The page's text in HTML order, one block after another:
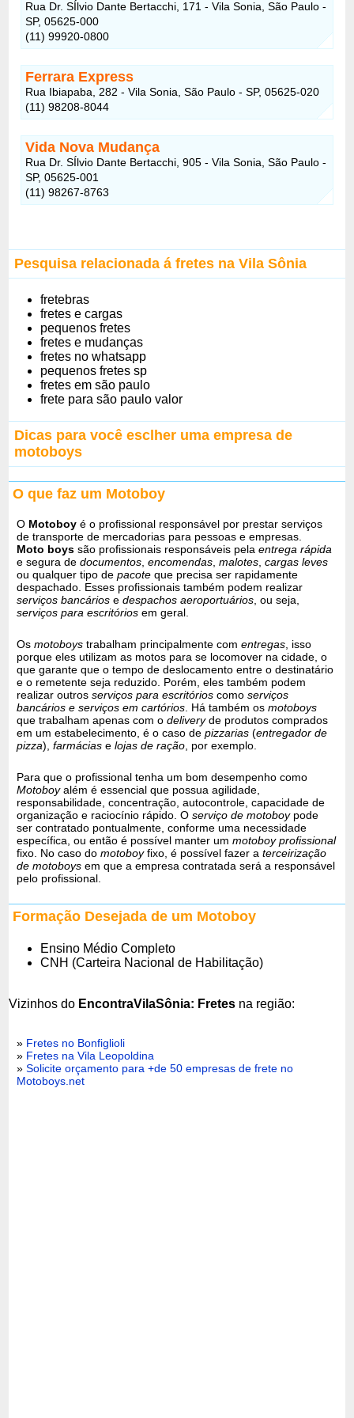
Rua Dr. SÍlvio Dante Bertacchi, 171 - Vila Sonia, São Paulo -
SP, 05625-000
(11) 99920-0800
Ferrara Express
Rua Ibiapaba, 282 - Vila Sonia, São Paulo - SP, 05625-020
(11) 98208-8044
Vida Nova Mudança
Rua Dr. SÍlvio Dante Bertacchi, 905 - Vila Sonia, São Paulo -
SP, 05625-001
(11) 98267-8763
Pesquisa relacionada á fretes na Vila Sônia
fretebras
fretes e cargas
pequenos fretes
fretes e mudanças
fretes no whatsapp
pequenos fretes sp
fretes em são paulo
frete para são paulo valor
Dicas para você esclher uma empresa de
motoboys
O que faz um Motoboy
O Motoboy é o profissional responsável por prestar serviços
de transporte de mercadorias para pessoas e empresas.
Moto boys são profissionais responsáveis pelaentrega rápida
e segura dedocumentos ,encomendas ,malotes ,cargas leves
ou qualquer tipo depacote que precisa ser rapidamente
despachado. Esses profissionais também podem realizar
serviços bancários edespachos aeroportuários , ou seja,
serviços para escritórios em geral.
Osmotoboys trabalham principalmente comentregas , isso
porque eles utilizam as motos para se locomover na cidade, o
que garante que o tempo de deslocamento entre o destinatário
e o remetente seja reduzido. Porém, eles também podem
realizar outrosserviços para escritórios comoserviços
bancários e serviços em cartórios . Há também osmotoboys
que trabalham apenas com odeliveryde produtos comprados
em um estabelecimento, é o caso depizzarias (entregador de
pizza),farmácias elojas de ração , por exemplo.
Para que o profissional tenha um bom desempenho como
Motoboyalém é essencial que possua agilidade,
responsabilidade, concentração, autocontrole, capacidade de
organização e raciocínio rápido. Oserviço de motoboypode
ser contratado pontualmente, conforme uma necessidade
específica, ou então é possível manter ummotoboy profissional
fixo. No caso domotoboyfixo, é possível fazer aterceirização
de motoboys em que a empresa contratada será a responsável
pelo profissional.
Formação Desejada de um Motoboy
Ensino Médio Completo
CNH (Carteira Nacional de Habilitação)
Vizinhos do EncontraVilaSônia: Fretes na região:
» Fretes no Bonfiglioli
» Fretes na Vila Leopoldina
»Solicite orçamento para +de 50 empresas de frete no
Motoboys.net